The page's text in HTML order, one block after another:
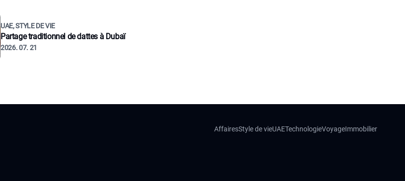
UAE, STYLE DE VIE
Partage traditionnel de dattes à Dubaï
2026. 07. 21
AffairesStyle de vieUAETechnologieVoyageImmobilier